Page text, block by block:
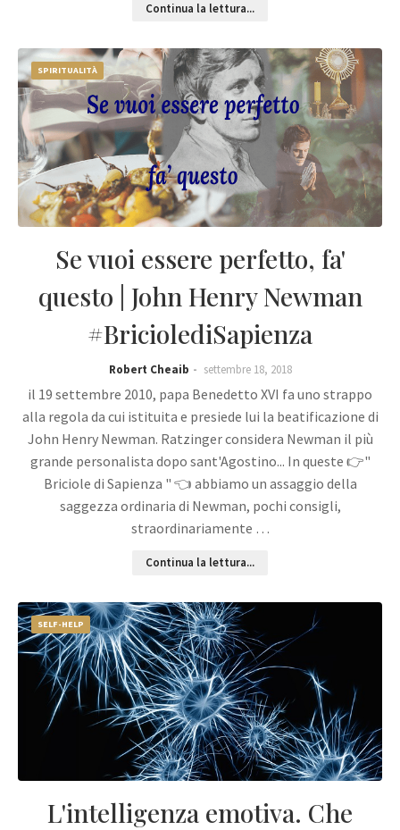
Continua la lettura...
SPIRITUALITÀ
Se vuoi essere perfetto, fa'
questo | John Henry Newman
#BriciolediSapienza
Robert Cheaib settembre 18, 2018
il 19 settembre 2010, papa Benedetto XVI fa uno strappo
alla regola da cui istituita e presiede lui la beatificazione di
John Henry Newman. Ratzinger considera Newman il più
grande personalista dopo sant'Agostino... In queste 👉"
Briciole di Sapienza " 👈 abbiamo un assaggio della
saggezza ordinaria di Newman, pochi consigli,
straordinariamente …
Continua la lettura...
SELF-HELP
L'intelligenza emotiva. Che